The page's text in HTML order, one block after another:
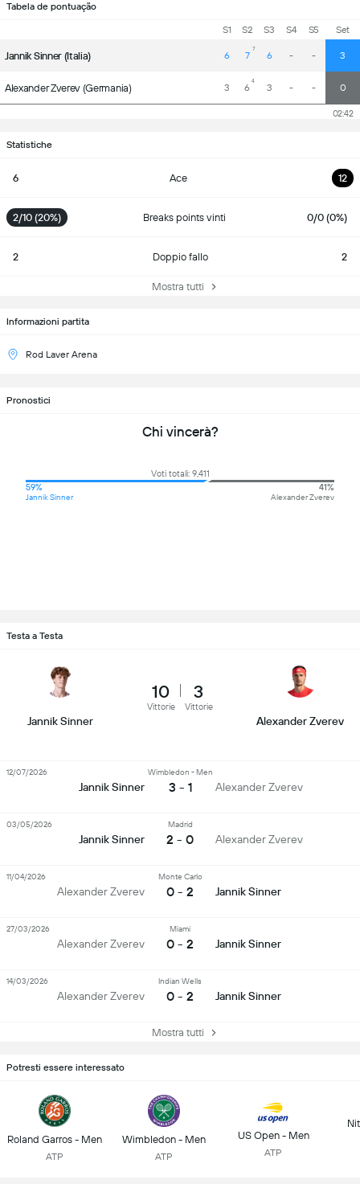
Tabela de pontuação
S1 S2 S3 S4 S5 Set
Jannik Sinner (Italia) 6 7
7
6 - - 3
Alexander Zverev (Germania) 3 6
4
3 - - 0
02:42
Statistiche
6 Ace 12
2/10 (20%) Breaks points vinti 0/0 (0%)
2 Doppio fallo 2
Mostra tutti
Informazioni partita
Rod Laver Arena
Pronostici
Chi vincerà?
Voti totali: 9,411
59%
Jannik Sinner
41%
Alexander Zverev
Testa a Testa
Jannik Sinner
10
Vittorie
3
Vittorie
Alexander Zverev
Jannik Sinner
Wimbledon - Men
3 - 1 Alexander Zverev
12/07/2026
Jannik Sinner
Madrid
2 - 0 Alexander Zverev
03/05/2026
Alexander Zverev
Monte Carlo
0 - 2 Jannik Sinner
11/04/2026
Alexander Zverev
Miami
0 - 2 Jannik Sinner
27/03/2026
Alexander Zverev
Indian Wells
0 - 2 Jannik Sinner
14/03/2026
Mostra tutti
Potresti essere interessato
Roland Garros - Men
ATP
Wimbledon - Men
ATP
US Open - Men
ATP